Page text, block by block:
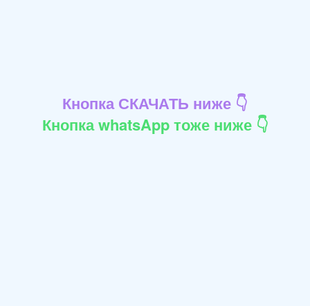
Кнопка СКАЧАТЬ ниже 👇
Кнопка whatsApp тоже ниже 👇